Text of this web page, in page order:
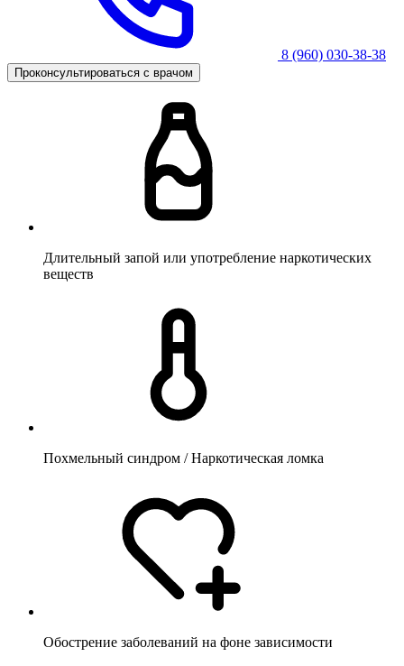
8 (960) 030-38-38
Проконсультироваться с врачом
Длительный запой или употребление наркотических
веществ
Похмельный синдром / Наркотическая ломка
Обострение заболеваний на фоне зависимости